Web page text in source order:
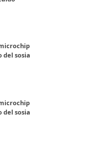
del sosia
del sosia